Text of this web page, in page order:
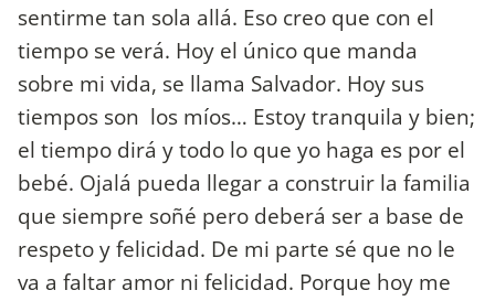
sentirme tan sola allá. Eso creo que con el
tiempo se verá. Hoy el único que manda
sobre mi vida, se llama Salvador. Hoy sus
tiempos son los míos… Estoy tranquila y bien;
el tiempo dirá y todo lo que yo haga es por el
bebé. Ojalá pueda llegar a construir la familia
que siempre soñé pero deberá ser a base de
respeto y felicidad. De mi parte sé que no le
va a faltar amor ni felicidad. Porque hoy me